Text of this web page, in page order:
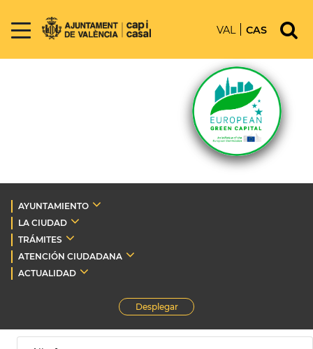
VAL CAS
AYUNTAMIENTO
LA CIUDAD
TRÁMITES
ATENCIÓN CIUDADANA
ACTUALIDAD
Desplegar